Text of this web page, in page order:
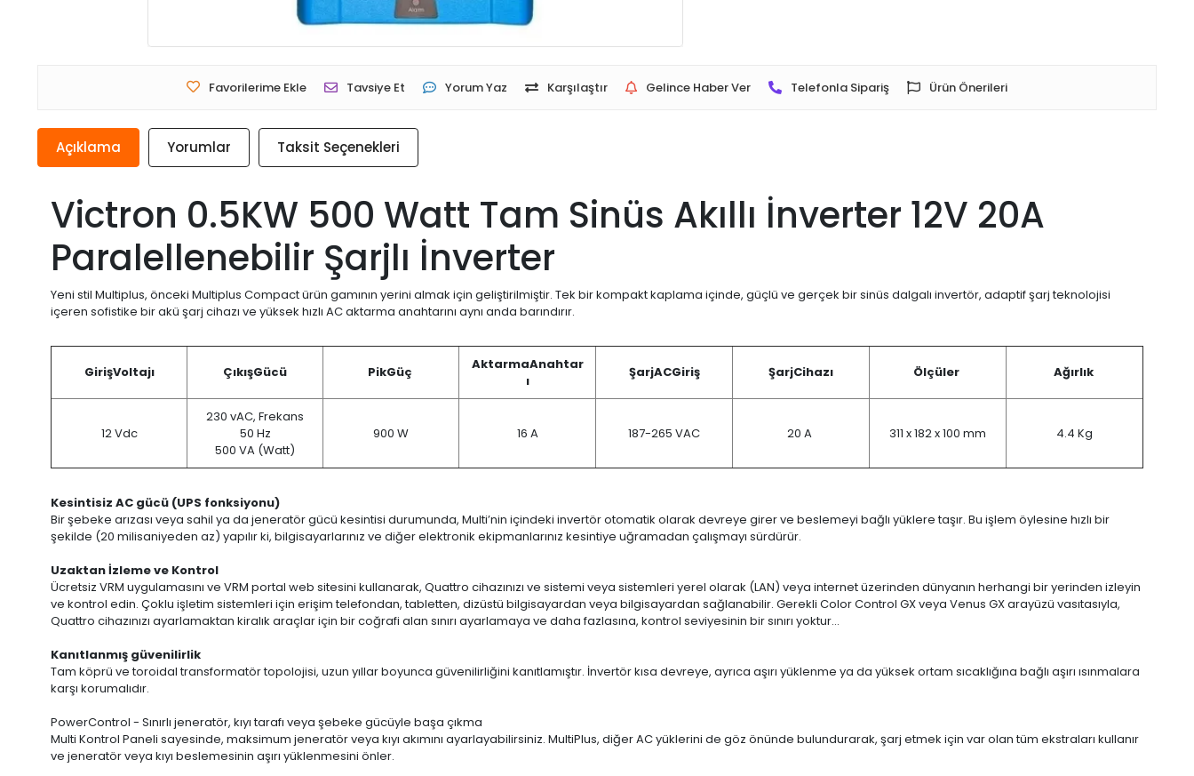
Favorilerime Ekle Tavsiye Et Yorum Yaz Karşılaştır Gelince Haber Ver Telefonla Sipariş Ürün Önerileri
Açıklama Yorumlar Taksit Seçenekleri
Victron 0.5KW 500 Watt Tam Sinüs Akıllı İnverter 12V 20A
Paralellenebilir Şarjlı İnverter
Yeni stil Multiplus, önceki Multiplus Compact ürün gamının yerini almak için geliştirilmiştir. Tek bir kompakt kaplama içinde, güçlü ve gerçek bir sinüs dalgalı invertör, adaptif şarj teknolojisi
içeren sofistike bir akü şarj cihazı ve yüksek hızlı AC aktarma anahtarını aynı anda barındırır.
GirişVoltajı ÇıkışGücü PikGüç AktarmaAnahtar
ı
ŞarjACGiriş ŞarjCihazı Ölçüler Ağırlık
12 Vdc
230 vAC, Frekans
50 Hz
500 VA (Watt)
900 W 16 A 187-265 VAC 20 A 311 x 182 x 100 mm 4.4 Kg
Kesintisiz AC gücü (UPS fonksiyonu)
Bir şebeke arızası veya sahil ya da jeneratör gücü kesintisi durumunda, Multi’nin içindeki invertör otomatik olarak devreye girer ve beslemeyi bağlı yüklere taşır. Bu işlem öylesine hızlı bir
şekilde (20 milisaniyeden az) yapılır ki, bilgisayarlarınız ve diğer elektronik ekipmanlarınız kesintiye uğramadan çalışmayı sürdürür.
Uzaktan İzleme ve Kontrol
Ücretsiz VRM uygulamasını ve VRM portal web sitesini kullanarak, Quattro cihazınızı ve sistemi veya sistemleri yerel olarak (LAN) veya internet üzerinden dünyanın herhangi bir yerinden izleyin
ve kontrol edin. Çoklu işletim sistemleri için erişim telefondan, tabletten, dizüstü bilgisayardan veya bilgisayardan sağlanabilir. Gerekli Color Control GX veya Venus GX arayüzü vasıtasıyla,
Quattro cihazınızı ayarlamaktan kiralık araçlar için bir coğrafi alan sınırı ayarlamaya ve daha fazlasına, kontrol seviyesinin bir sınırı yoktur…
Kanıtlanmış güvenilirlik
Tam köprü ve toroidal transformatör topolojisi, uzun yıllar boyunca güvenilirliğini kanıtlamıştır. İnvertör kısa devreye, ayrıca aşırı yüklenme ya da yüksek ortam sıcaklığına bağlı aşırı ısınmalara
karşı korumalıdır.
PowerControl - Sınırlı jeneratör, kıyı tarafı veya şebeke gücüyle başa çıkma
Multi Kontrol Paneli sayesinde, maksimum jeneratör veya kıyı akımını ayarlayabilirsiniz. MultiPlus, diğer AC yüklerini de göz önünde bulundurarak, şarj etmek için var olan tüm ekstraları kullanır
ve jeneratör veya kıyı beslemesinin aşırı yüklenmesini önler.